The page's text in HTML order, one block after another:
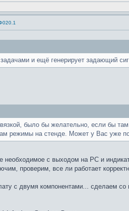
и ещё генерирует задающий
было бы желательно, если бы
режимы на стенде. Может у Вас уже
необходимое с выходом на PC и
проверим, все ли работает
с двумя компонентами... сделаем со